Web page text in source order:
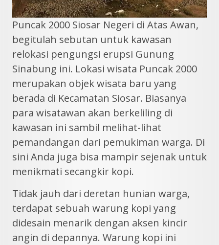
Puncak 2000 Siosar Negeri di Atas Awan,
begitulah sebutan untuk kawasan
relokasi pengungsi erupsi Gunung
Sinabung ini. Lokasi wisata Puncak 2000
merupakan objek wisata baru yang
berada di Kecamatan Siosar. Biasanya
para wisatawan akan berkeliling di
kawasan ini sambil melihat-lihat
pemandangan dari pemukiman warga. Di
sini Anda juga bisa mampir sejenak untuk
menikmati secangkir kopi.
Tidak jauh dari deretan hunian warga,
terdapat sebuah warung kopi yang
didesain menarik dengan aksen kincir
angin di depannya. Warung kopi ini